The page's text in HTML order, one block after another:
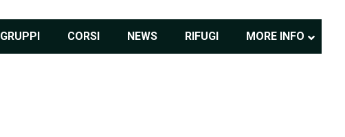
GRUPPI CORSI NEWS RIFUGI MORE INFO